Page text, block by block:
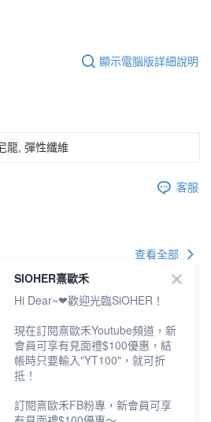
顯示電腦版詳細說明
龍, 彈性纖維
客服
查看全部
一個好評吧
SIOHER熹歐禾
Hi Dear~❤歡迎光臨SiOHER！
現在訂閱熹歐禾Youtube頻道，新
會員可享有見面禮$100優惠，結
帳時只要輸入"YT100"，就可折
抵！
訂閱熹歐禾FB粉專，新會員可享